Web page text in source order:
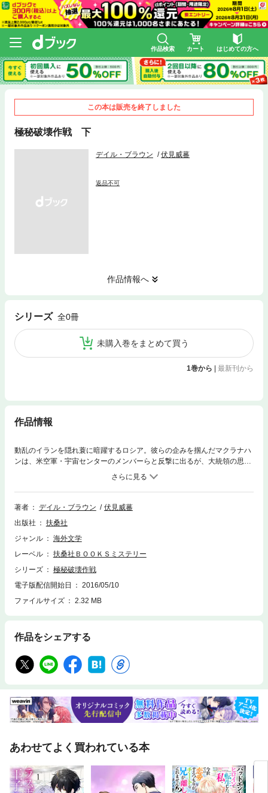
作品検索 カート はじめての方へ
この本は販売を終了しました
極秘破壊作戦 下
デイル・ブラウン 伏見威蕃
返品不可
作品情報へ
シリーズ 全0冊
未購入巻をまとめて買う
1巻から 最新刊から
作品情報
動乱のイランを隠れ蓑に暗躍するロシア。彼らの企みを掴んだマクラナハ
ンは、米空軍・宇宙センターのメンバーらと反撃に出るが、大統領の思惑
著者 デイル・ブラウン
伏見威蕃
出版社
扶桑社
ジャンル
海外文学
レーベル
扶桑社ＢＯＯＫＳミステリー
シリーズ
極秘破壊作戦
電子版配信開始日
2016/05/10
ファイルサイズ
2.32 MB
作品をシェアする
あわせてよく買われている本